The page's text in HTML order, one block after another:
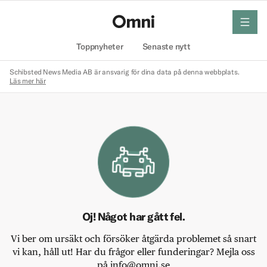
Toppnyheter Senaste nytt
meny
Schibsted News Media AB är ansvarig för dina data på denna webbplats.
Läs mer här
Oj! Något har gått fel.
Vi ber om ursäkt och försöker åtgärda problemet så snart
vi kan, håll ut! Har du frågor eller funderingar? Mejla oss